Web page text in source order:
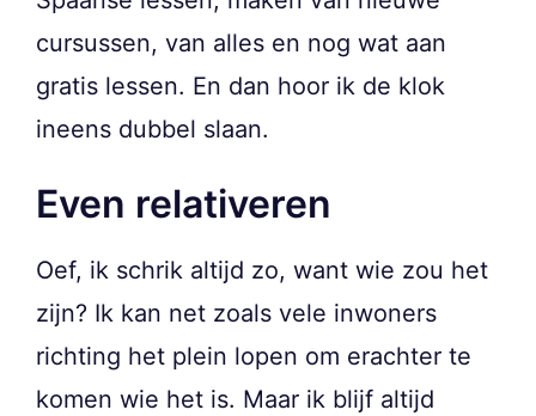
cursussen, van alles en nog wat aan
gratis lessen. En dan hoor ik de klok
ineens dubbel slaan.
Even relativeren
Oef, ik schrik altijd zo, want wie zou het
zijn? Ik kan net zoals vele inwoners
richting het plein lopen om erachter te
komen wie het is. Maar ik blijf altijd